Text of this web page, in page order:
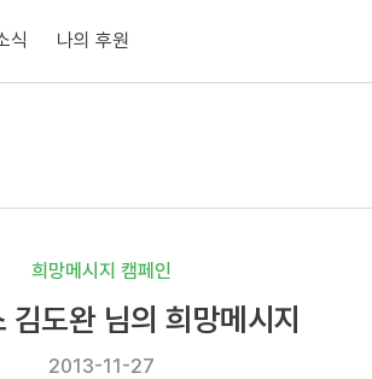
식 나의 후원
희망메시지 캠페인
김도완 님의 희망메시지
2013-11-27